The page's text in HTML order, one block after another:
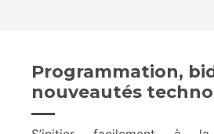
Programmation,
nouveautés